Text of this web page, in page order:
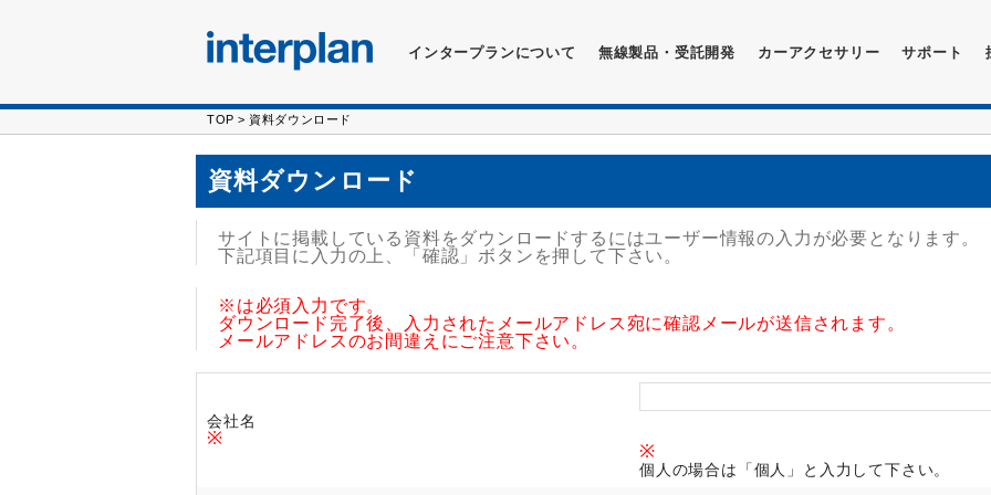
インタープランについて 無線製品・受託開発 カーアクセサリー サポート
TOP > 資料ダウンロード
資料ダウンロード
サイトに掲載している資料をダウンロードするにはユーザー情報の入力が必要となります。
下記項目に入力の上、「確認」ボタンを押して下さい。
※ は必須入力です。
ダウンロード完了後、入力されたメールアドレス宛に確認メールが送信されます。
メールアドレスのお間違えにご注意下さい。
会社名
※
※
個人の場合は「個人」と入力して下さい。